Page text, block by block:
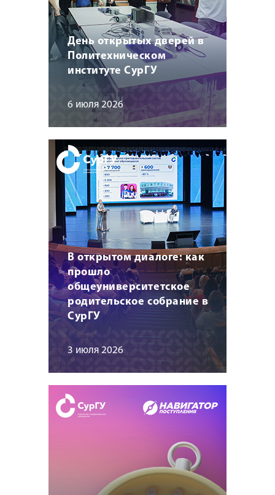
День открытых дверей в
Политехническом
институте СурГУ
6 июля 2026
В открытом диалоге: как
прошло
общеуниверситетское
родительское собрание в
СурГУ
3 июля 2026